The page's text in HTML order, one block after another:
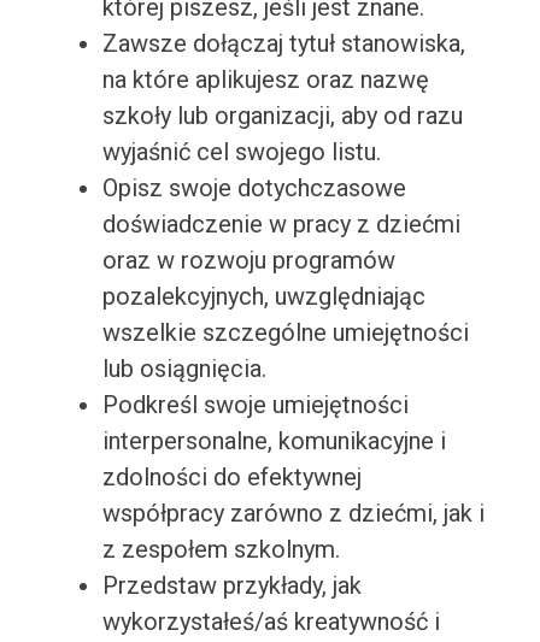
której piszesz, jeśli jest znane.
Zawsze dołączaj tytuł stanowiska,
na które aplikujesz oraz nazwę
szkoły lub organizacji, aby od razu
wyjaśnić cel swojego listu.
Opisz swoje dotychczasowe
doświadczenie w pracy z dziećmi
oraz w rozwoju programów
pozalekcyjnych, uwzględniając
wszelkie szczególne umiejętności
lub osiągnięcia.
Podkreśl swoje umiejętności
interpersonalne, komunikacyjne i
zdolności do efektywnej
współpracy zarówno z dziećmi, jak i
z zespołem szkolnym.
Przedstaw przykłady, jak
wykorzystałeś/aś kreatywność i